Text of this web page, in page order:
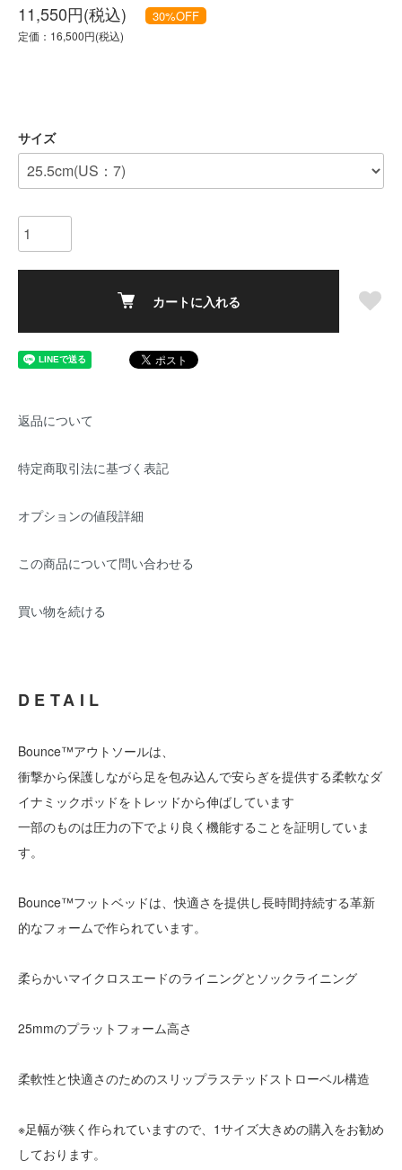
11,550円(税込) 30%OFF
定価：16,500円(税込)
サイズ
カートに入れる
返品について
特定商取引法に基づく表記
オプションの値段詳細
この商品について問い合わせる
買い物を続ける
DETAIL
Bounce™アウトソールは、
衝撃から保護しながら足を包み込んで安らぎを提供する柔軟なダ
イナミックポッドをトレッドから伸ばしています
一部のものは圧力の下でより良く機能することを証明していま
す。
Bounce™フットベッドは、快適さを提供し長時間持続する革新
的なフォームで作られています。
柔らかいマイクロスエードのライニングとソックライニング
25mmのプラットフォーム高さ
柔軟性と快適さのためのスリップラステッドストローベル構造
※足幅が狭く作られていますので、1サイズ大きめの購入をお勧め
しております。